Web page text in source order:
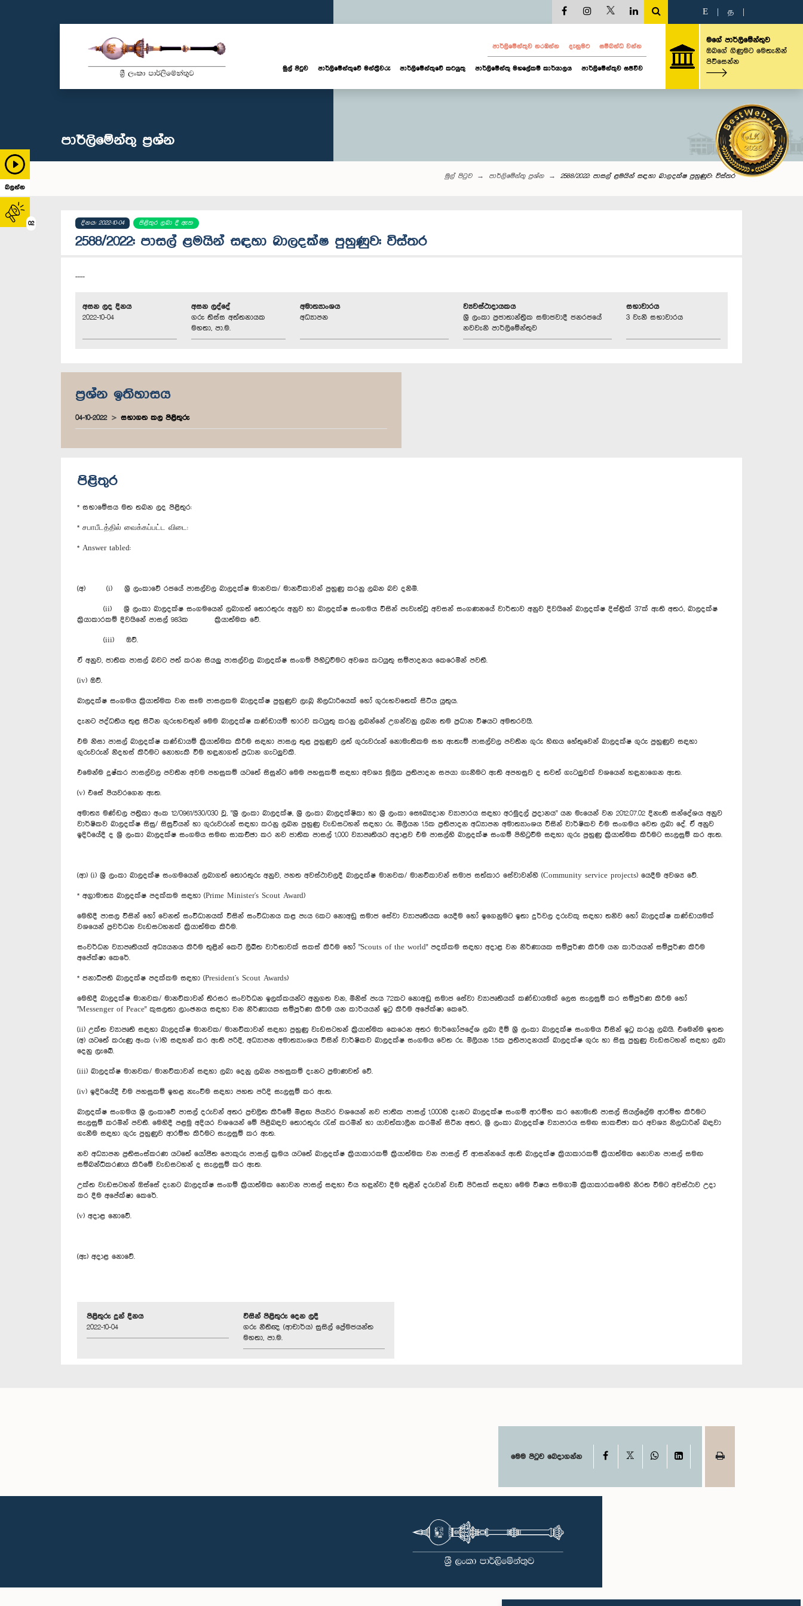
බලන්න
02
E த
පාර්ලි‌මේන්තුව නරඹන්න දැනුමට සම්බන්ධ වන්න
මුල් පිටුව පාර්ලි‌මේන්තුවේ මන්ත්‍රීවරු පාර්ලිමේන්තුවේ කටයුතු පාර්ලිමේන්තු මහලේකම් කාර්යාලය පාර්ලිමේන්තුව සජීවීව
මගේ පාර්ලිමේන්තුව
ඔබගේ ගිණුමට මෙතැනින්
පිවිසෙන්න
පාර්ලි‌මේන්තු‌ ප්‍රශ්න
මුල් පිටුව පාර්ලි‌මේන්තු‌ ප්‍රශ්න 2588/2022: පාසල් ළමයින් සඳහා බාලදක්ෂ පුහුණුව: විස්තර
දිනය: 2022-10-04 පිළිතුර ලබා දී ඇත
2588/2022: පාසල් ළමයින් සඳහා බාලදක්ෂ පුහුණුව: විස්තර
----
අසන ලද දිනය
2022-10-04
අසන ලද්දේ
ගරු තිස්ස අත්තනායක
මහතා, පා.ම.
අමාත්‍යාංශය
අධ්‍යාපන
ව්‍යවස්ථාදායකය
ශ්‍රී ලංකා ප්‍රජාතාන්ත්‍රික සමාජවාදී ජනරජයේ
නවවැනි පාර්ලිමේන්තුව
සභාවාරය
3 වැනි සභාවාරය
ප්‍රශ්න ඉතිහාසය
04-10-2022 සභාගත කල පිළිතුරු
පිළිතුර
* සභාමේසය මත තබන ලද පිළිතුර:
* சபாபீடத்தில் வைக்கப்பட்ட விடை:
* Answer tabled:
(අ) (i) ශ්‍රී ලංකාවේ රජයේ පාසල්වල බාලදක්ෂ මානවක/ මානවිකාවන් පුහුණු කරනු ලබන බව දනිමි.
(ii) ශ්‍රී ලංකා බාලදක්ෂ සංගමයෙන් ලබාගත් තොරතුරු අනුව හා බාලදක්ෂ සංගමය විසින් පැවැත්වූ අවසන් සංගණනයේ වාර්තාව අනුව දිවයිනේ බාලදක්ෂ දිස්ත්‍රික් 37ක් ඇති අතර, බාලදක්ෂ
ක්‍රියාකාරකම් දිවයිනේ පාසල් 983ක ක්‍රියාත්මක වේ.
(iii) ඔව්.
ඒ අනුව, ජාතික පාසල් බවට පත් කරන සියලු පාසල්වල බාලදක්ෂ සංගම් පිහිටුවීමට අවශ්‍ය කටයුතු සම්පාදනය කෙරෙමින් පවතී.
(iv) ඔව්.
බාලදක්ෂ සංගමය ක්‍රියාත්මක වන සෑම පාසලකම බාලදක්ෂ පුහුණුව ලැබූ නිලධාරියෙක් හෝ ගුරුභවතෙක් සිටිය යුතුය.
දැනට පද්ධතිය තුළ සිටින ගුරුභවතුන් මෙම බාලදක්ෂ කණ්ඩායම් භාරව කටයුතු කරනු ලබන්නේ උගන්වනු ලබන තම ප්‍රධාන විෂයට අමතරවයි.
එම නිසා පාසල් බාලදක්ෂ කණ්ඩායම් ක්‍රියාත්මක කිරීම සඳහා පාසල තුළ පුහුණුව ලත් ගුරුවරුන් නොමැතිකම සහ ඇතැම් පාසල්වල පවතින ගුරු හිඟය හේතුවෙන් බාලදක්ෂ ගුරු පුහුණුව සඳහා
ගුරුවරුන් නිදහස් කිරීමට නොහැකි වීම හඳුනාගත් ප්‍රධාන ගැටලුවකි.
එමෙන්ම දුෂ්කර පාසල්වල පවතින අවම පහසුකම් යටතේ සිසුන්ට මෙම පහසුකම් සඳහා අවශ්‍ය මූලික ප්‍රතිපාදන සපයා ගැනීමට ඇති අපහසුව ද තවත් ගැටලුවක් වශයෙන් හඳුනාගෙන ඇත.
(v) එසේ පියවරගෙන ඇත.
අමාත්‍ය මණ්ඩල පත්‍රිකා අංක 12/0961/530/030 වූ, "ශ්‍රී ලංකා බාලදක්ෂ, ශ්‍රී ලංකා බාලදක්ෂිකා හා ශ්‍රී ලංකා සෞඛ්‍යදාන ව්‍යාපාරය සඳහා අරමුදල් ප්‍රදානය" යන මැයෙන් වන 2012.07.02 දිනැති සන්දේශය අනුව
වාර්ෂිකව බාලදක්ෂ සිසු/ සිසුවියන් හා ගුරුවරුන් සඳහා කරනු ලබන පුහුණු වැඩසටහන් සඳහා රු. මිලියන 1.5ක ප්‍රතිපාදන අධ්‍යාපන අමාත්‍යාංශය විසින් වාර්ෂිකව එම සංගමය වෙත ලබා දේ. ඒ අනුව
ඉදිරියේදී ද ශ්‍රී ලංකා බාලදක්ෂ සංගමය සමඟ සාකච්ඡා කර නව ජාතික පාසල් 1,000 ව්‍යාපෘතියට අදාළව එම පාසල්හි බාලදක්ෂ සංගම් පිහිටුවීම සඳහා ගුරු පුහුණු ක්‍රියාත්මක කිරීමට සැලසුම් කර ඇත.
(ආ) (i) ශ්‍රී ලංකා බාලදක්ෂ සංගමයෙන් ලබාගත් තොරතුරු අනුව, පහත අවස්ථාවලදී බාලදක්ෂ මානවක/ මානවිකාවන් සමාජ සත්කාර සේවාවන්හි (Community service projects) යෙදීම අවශ්‍ය වේ.
* අග්‍රාමාත්‍ය බාලදක්ෂ පදක්කම සඳහා (Prime Minister's Scout Award)
මෙහිදී පාසල විසින් හෝ වෙනත් සංවිධානයක් විසින් සංවිධානය කළ පැය 6කට නොඅඩු සමාජ සේවා ව්‍යාපෘතියක යෙදීම හෝ ඉගෙනුමට ඉතා දුර්වල දරුවකු සඳහා තනිව හෝ බාලදක්ෂ කණ්ඩායමක්
වශයෙන් ප්‍රවර්ධන වැඩසටහනක් ක්‍රියාත්මක කිරීම.
සංවර්ධන ව්‍යාපෘතියක් අධ්‍යයනය කිරීම තුළින් කෙටි ලිඛිත වාර්තාවක් සකස් කිරීම හෝ "Scouts of the world" පදක්කම සඳහා අදාළ වන නිර්ණායක සම්පූර්ණ කිරීම යන කාර්යයන් සම්පූර්ණ කිරීම
අපේක්ෂා කෙරේ.
* ජනාධිපති බාලදක්ෂ පදක්කම සඳහා (President's Scout Awards)
මෙහිදී බාලදක්ෂ මානවක/ මානවිකාවන් තිරසර සංවර්ධන ඉලක්කයන්ට අනුගත වන, මිනිස් පැය 72කට නොඅඩු සමාජ සේවා ව්‍යාපෘතියක් කණ්ඩායමක් ලෙස සැලසුම් කර සම්පූර්ණ කිරීම හෝ
"Messenger of Peace" කුසලතා ලාංඡනය සඳහා වන නිර්ණායක සම්පූර්ණ කිරීම යන කාර්යයන් ඉටු කිරීම අපේක්ෂා කෙරේ.
(ii) උක්ත ව්‍යාපෘති සඳහා බාලදක්ෂ මානවක/ මානවිකාවන් සඳහා පුහුණු වැඩසටහන් ක්‍රියාත්මක ‍කෙරෙන අතර මාර්ගෝපදේශ ලබා දීම් ශ්‍රී ලංකා බාලදක්ෂ සංගමය විසින් ඉටු කරනු ලබයි. එමෙන්ම ඉහත
(අ) යටතේ කරුණු අංක (v)හි සඳහන් කර ඇති පරිදි, අධ්‍යාපන අමාත්‍යාංශය විසින් වාර්ෂිකව බාලදක්ෂ සංගමය වෙත රු. මිලියන 1.5ක ප්‍රතිපාදනයක් බාලදක්ෂ ගුරු හා සිසු පුහුණු වැඩසටහන් සඳහා ලබා
දෙනු ලැබේ.
(iii) බාලදක්ෂ මානවක/ මානවිකාවන් සඳහා ලබා දෙනු ලබන පහසුකම් දැනට ප්‍රමාණවත් වේ.
(iv) ඉදිරියේදී එම පහසුකම් ඉහළ නැංවීම සඳහා පහත පරිදි සැලසුම් කර ඇත.
බාලදක්ෂ සංගමය ශ්‍රී ලංකාවේ පාසල් දරුවන් අතර ප්‍රචලිත කිරීමේ මීළඟ පියවර වශයෙන් නව ජාතික පාසල් 1,000හි දැනට බාලදක්ෂ සංගම් ආරම්භ කර නොමැති පාසල් සියල්ලේම ආරම්භ කිරීමට
සැලසුම් කරමින් පවතී. මෙහිදී පළමු අදියර වශයෙන් මේ පිළිබඳව තොරතුරු රැස් කරමින් හා යාවත්කාලීන කරමින් සිටින අතර, ශ්‍රී ලංකා බාලදක්ෂ ව්‍යාපාරය සමඟ සාකච්ඡා කර අවශ්‍ය නිලධාරින් බඳවා
ගැනීම සඳහා ගුරු පුහුණුව ආරම්භ කිරීමට සැලසුම් කර ඇත.
නව අධ්‍යාපන ප්‍රතිසංස්කරණ යටතේ යෝජිත පොකුරු පාසල් ක්‍රමය යටතේ බාලදක්ෂ ක්‍රියාකාරකම් ක්‍රියාත්මක වන පාසල් ඒ ආසන්නයේ ඇති බාලදක්ෂ ක්‍රියාකාරකම් ක්‍රියාත්මක නොවන පාසල් සමඟ
සම්බන්ධීකරණය කිරීමේ වැඩසටහන් ද සැලසුම් කර ඇත.
උක්ත වැඩසටහන් ඔස්සේ දැනට බාලදක්ෂ සංගම් ක්‍රියාත්මක නොවන පාසල් සඳහා එය හඳුන්වා දීම තුළින් දරුවන් වැඩි පිරිසක් සඳහා මෙම විෂය සමගාමි ක්‍රියාකාරකමෙහි නිරත වීමට අවස්ථාව උදා
කර දීම අපේක්ෂා කෙරේ.
(v) අදාළ නොවේ.
(ඇ) අදාළ නොවේ.
පිළිතුරු දුන් දිනය
2022-10-04
විසින් පිළිතුරු දෙන ලදී
ගරු නීතිඥ (ආචාර්ය) සුසිල් ප්‍රේමජයන්ත
මහතා, පා.ම.
මෙම පිටුව බෙදාගන්න Facebook WhatsAppLinkedIn